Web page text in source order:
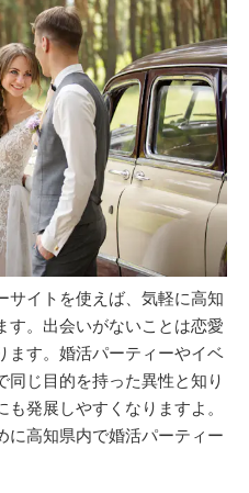
サイトを使えば、気軽に高知
す。出会いがないことは恋愛
ます。婚活パーティーやイベ
同じ目的を持った異性と知り
発展しやすくなりますよ。
に高知県内で婚活パーティー